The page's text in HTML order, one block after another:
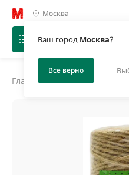
Москва
Ваш город Москва?
Все верно
Главная